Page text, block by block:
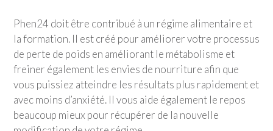
Phen24 doit être contribué à un régime alimentaire et
la formation. Il est créé pour améliorer votre processus
de perte de poids en améliorant le métabolisme et
freiner également les envies de nourriture afin que
vous puissiez atteindre les résultats plus rapidement et
avec moins d’anxiété. Il vous aide également le repos
beaucoup mieux pour récupérer de la nouvelle